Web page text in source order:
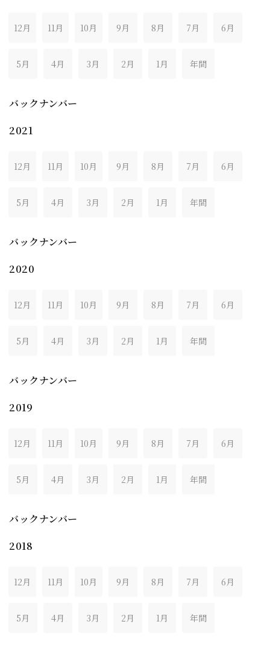
12月 11月 10月 9月 8月 7月 6月
5月 4月 3月 2月 1月 年間
バックナンバー
2021
12月 11月 10月 9月 8月 7月 6月
5月 4月 3月 2月 1月 年間
バックナンバー
2020
12月 11月 10月 9月 8月 7月 6月
5月 4月 3月 2月 1月 年間
バックナンバー
2019
12月 11月 10月 9月 8月 7月 6月
5月 4月 3月 2月 1月 年間
バックナンバー
2018
12月 11月 10月 9月 8月 7月 6月
5月 4月 3月 2月 1月 年間